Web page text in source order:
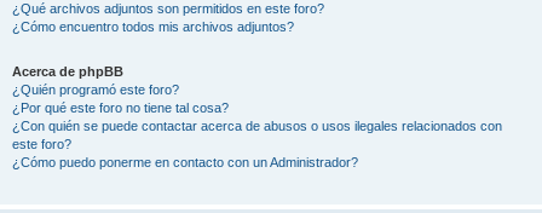
¿Qué archivos adjuntos son permitidos en este foro?
¿Cómo encuentro todos mis archivos adjuntos?
Acerca de phpBB
¿Quién programó este foro?
¿Por qué este foro no tiene tal cosa?
¿Con quién se puede contactar acerca de abusos o usos ilegales relacionados con
este foro?
¿Cómo puedo ponerme en contacto con un Administrador?